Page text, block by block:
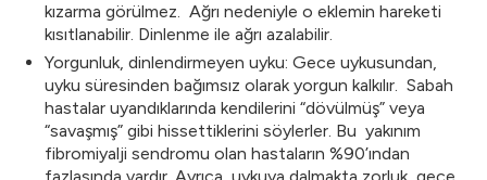
kızarma görülmez. Ağrı nedeniyle o eklemin hareketi
kısıtlanabilir. Dinlenme ile ağrı azalabilir.
Yorgunluk, dinlendirmeyen uyku: Gece uykusundan,
uyku süresinden bağımsız olarak yorgun kalkılır. Sabah
hastalar uyandıklarında kendilerini “dövülmüş” veya
“savaşmış” gibi hissettiklerini söylerler. Bu yakınım
fibromiyalji sendromu olan hastaların %90’ından